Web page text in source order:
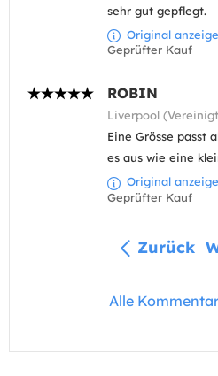
sehr gut gepflegt.
Original
Geprüfter Kauf
ROBIN
Liverpool
Eine Grösse passt
es aus wie eine
Original
Geprüfter Kauf
Zurück
Alle